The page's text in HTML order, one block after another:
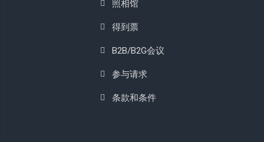
照相馆
得到票
B2B/B2G会议
参与请求
条款和条件